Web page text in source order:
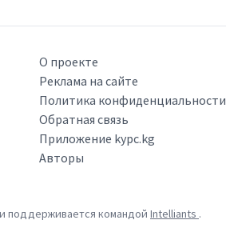
О проекте
Реклама на сайте
Политика конфиденциальности
Обратная связь
Приложение kypc.kg
Авторы
поддерживается командой Intelliants .